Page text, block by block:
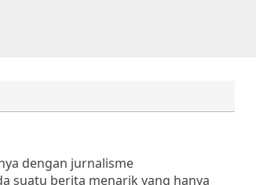
dengan jurnalisme
suatu berita menarik yang hanya